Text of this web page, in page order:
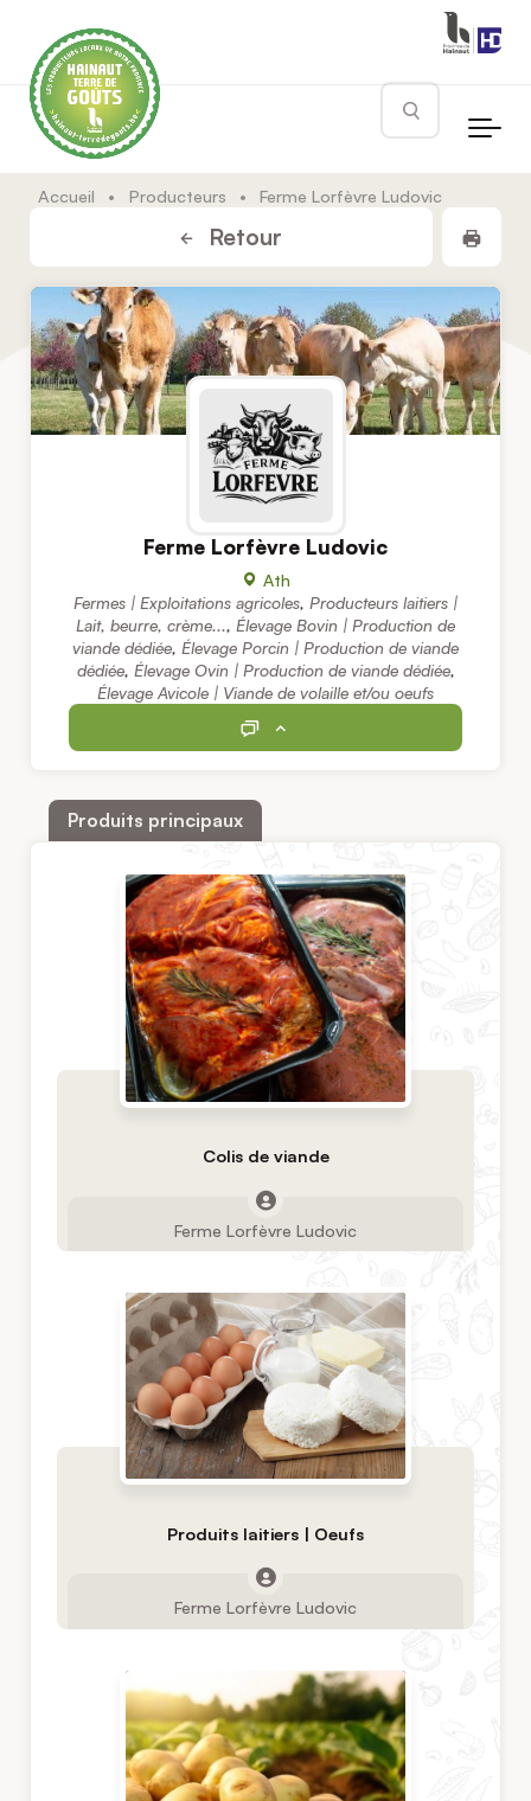
Rechercher
Accueil • Producteurs • Ferme Lorfèvre Ludovic
Retour
Ferme Lorfèvre Ludovic
Ath
Fermes | Exploitations agricoles, Producteurs laitiers |
Lait, beurre, crème..., Élevage Bovin | Production de
viande dédiée, Élevage Porcin | Production de viande
dédiée, Élevage Ovin | Production de viande dédiée,
Élevage Avicole | Viande de volaille et/ou oeufs
Produits principaux
Colis de viande
Ferme Lorfèvre Ludovic
Produits laitiers | Oeufs
Ferme Lorfèvre Ludovic